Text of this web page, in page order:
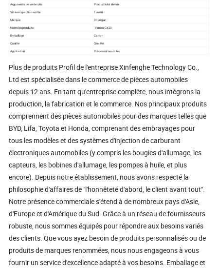
Arguments de vente clés
Productivité élevée
Vidéo-inspection-sortie Fourni
Marque
Changan
Nom des produits
Verrou CX20
Emballage Carton
Qualité
Qualité
Application
Pièces automobiles
Plus de produits Profil de l'entreprise Xinfenghe Technology Co.,
Ltd est spécialisée dans le commerce de pièces automobiles
depuis 12 ans. En tant qu'entreprise complète, nous intégrons la
production, la fabrication et le commerce. Nos principaux produits
comprennent des pièces automobiles pour des marques telles que
BYD, Lifa, Toyota et Honda, comprenant des embrayages pour
tous les modèles et des systèmes d'injection de carburant
électroniques automobiles (y compris les bougies d'allumage, les
capteurs, les bobines d'allumage, les pompes à huile, et plus
encore). Depuis notre établissement, nous avons respecté la
philosophie d'affaires de "l'honnêteté d'abord, le client avant tout".
Notre présence commerciale s'étend à de nombreux pays d'Asie,
d'Europe et d'Amérique du Sud. Grâce à un réseau de fournisseurs
robuste, nous sommes équipés pour répondre aux besoins variés
des clients. Que vous ayez besoin de produits personnalisés ou de
produits de marques renommées, nous nous engageons à vous
fournir un service d'excellence adapté à vos besoins. Emballage et